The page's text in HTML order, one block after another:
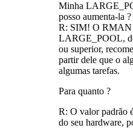
Minha
posso aumenta-la ?
R: SIM! O RMAN
LARGE_POOL,
ou superior,
partir dele que o
algumas tarefas.
Para quanto ?
R: O valor padrão
do seu hardware,